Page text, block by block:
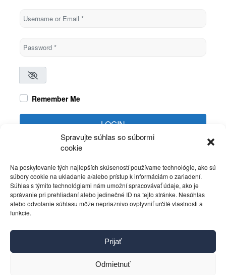
Spravujte súhlas so súbormi
cookie
Na poskytovanie tých najlepších skúseností používame technológie, ako sú
súbory cookie na ukladanie a/alebo prístup k informáciám o zariadení.
Súhlas s týmito technológiami nám umožní spracovávať údaje, ako je
správanie pri prehliadaní alebo jedinečné ID na tejto stránke. Nesúhlas
alebo odvolanie súhlasu môže nepriaznivo ovplyvniť určité vlastnosti a
funkcie.
Prijať
Odmietnuť
Username or Email
Password*
Remember Me
LOGIN
Kontakt
Pravidlá používania